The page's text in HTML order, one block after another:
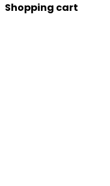
Shopping cart